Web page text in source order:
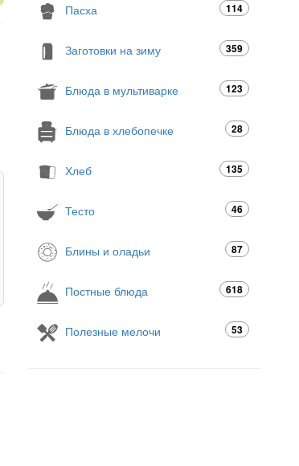
Пасха 114
Заготовки на зиму 359
Блюда в мультиварке 123
Блюда в хлебопечке 28
Хлеб 135
Тесто 46
Блины и оладьи 87
Постные блюда 618
Полезные мелочи 53